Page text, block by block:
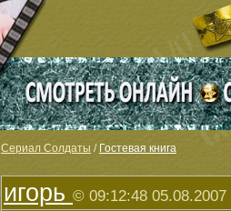
Сериал Солдаты / Гостевая книга
игорь © 09:12:48 05.08.2007